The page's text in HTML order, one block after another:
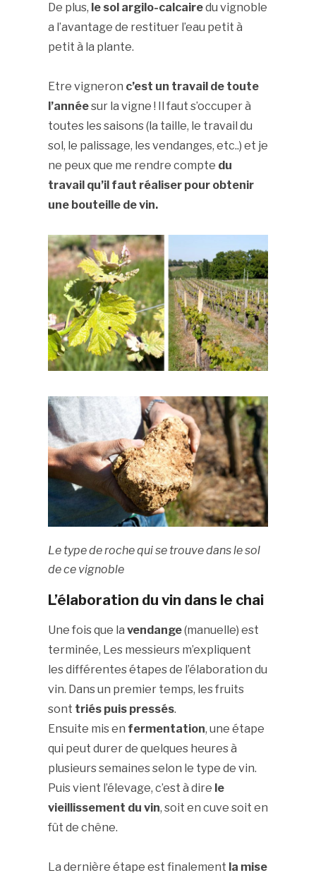
De plus, le sol argilo-calcairedu vignoble
a l’avantage de restituer l’eau petit à
petit à la plante.
Etre vigneron c’est un travail de toute
l’annéesur la vigne ! Il faut s’occuper à
toutes les saisons (la taille, le travail du
sol, le palissage, les vendanges, etc..) et je
ne peux que me rendre compte du
travail qu’il faut réaliser pour obtenir
une bouteille de vin.
Le type de roche qui se trouve dans le sol
de ce vignoble
L’élaboration du vin dans le chai
Une fois que la vendange(manuelle) est
terminée, Les messieurs m’expliquent
les différentes étapes de l’élaboration du
vin. Dans un premier temps, les fruits
sont triés puis pressés.
Ensuite mis en fermentation, une étape
qui peut durer de quelques heures à
plusieurs semaines selon le type de vin.
Puis vient l’élevage, c’est à dire le
vieillissement du vin, soit en cuve soit en
fût de chêne.
La dernière étape est finalement la mise